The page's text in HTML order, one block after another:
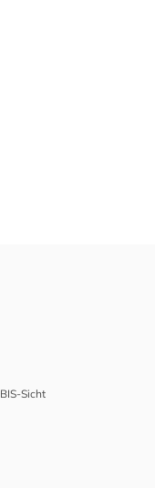
Sicht